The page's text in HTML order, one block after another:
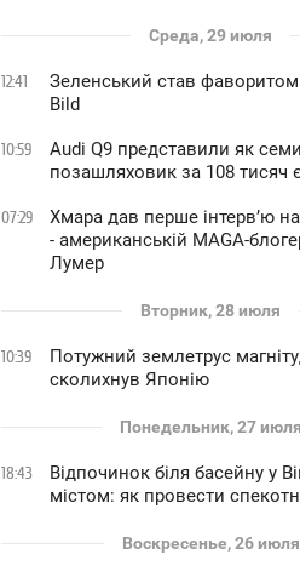
Среда, 29 июля
12:41
Зеленський став
Bild
10:59
Audi Q9 представили як
позашляховик за 108 тисяч
07:29
Хмара дав перше інтервʼю
- американській MAGA-
Лумер
Вторник, 28 июля
10:39
Потужний землетрус
сколихнув Японію
Понедельник, 27 июля
18:43
Відпочинок біля басейну у
містом: як провести
Воскресенье, 26 июля